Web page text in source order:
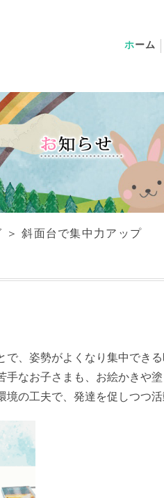
ホーム
＞ 斜面台で集中力アップ
で、姿勢がよくなり集中できる
手なお子さまも、お絵かきや
境の工夫で、発達を促しつつ